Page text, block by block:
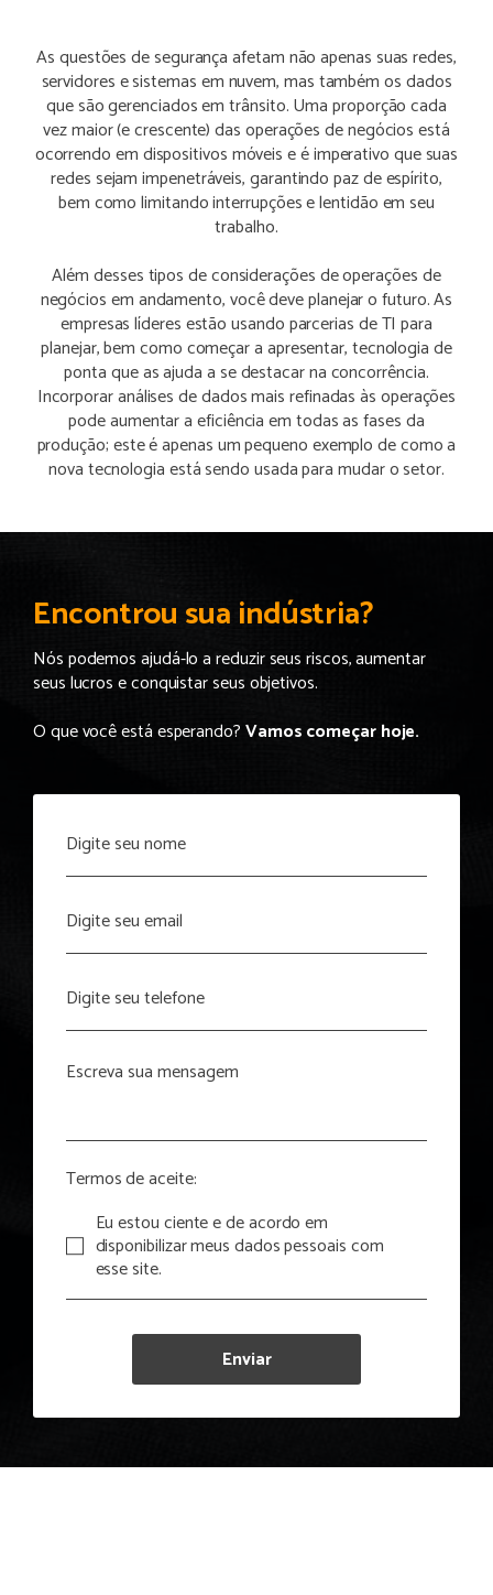
As questões de segurança afetam não apenas suas redes,
servidores e sistemas em nuvem, mas também os dados
que são gerenciados em trânsito. Uma proporção cada
vez maior (e crescente) das operações de negócios está
ocorrendo em dispositivos móveis e é imperativo que suas
redes sejam impenetráveis, garantindo paz de espírito,
bem como limitando interrupções e lentidão em seu
trabalho.
Além desses tipos de considerações de operações de
negócios em andamento, você deve planejar o futuro. As
empresas líderes estão usando parcerias de TI para
planejar, bem como começar a apresentar, tecnologia de
ponta que as ajuda a se destacar na concorrência.
Incorporar análises de dados mais refinadas às operações
pode aumentar a eficiência em todas as fases da
produção; este é apenas um pequeno exemplo de como a
nova tecnologia está sendo usada para mudar o setor.
Encontrou sua indústria?
Nós podemos ajudá-lo a reduzir seus riscos, aumentar
seus lucros e conquistar seus objetivos.
O que você está esperando?Vamos começar hoje.
Termos de aceite:
Eu estou ciente e de acordo em
disponibilizar meus dados pessoais com
esse site.
Enviar